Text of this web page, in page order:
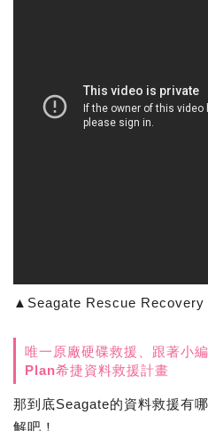
▲Seagate Rescue Recovery
唯一原廠硬碟救援、跟著小
Plan希捷資料救援計畫
那到底Seagate的資料救援有
解吧！